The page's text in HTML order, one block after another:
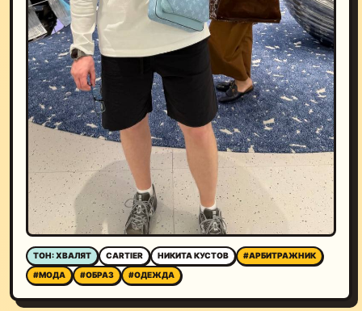
ТОН: ХВАЛЯТ CARTIER НИКИТА КУСТОВ
#АРБИТРАЖНИК
#МОДА
#ОБРАЗ #ОДЕЖДА